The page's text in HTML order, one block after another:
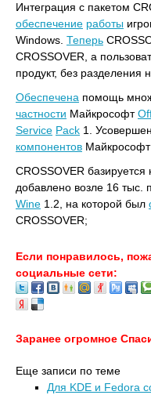
Интеграция с пакетом
обеспечение работы
Windows. Теперь
CROSSOVER, а
продукт, без разделения
Обеспечена помощь
частности Майкрософт
Service Pack 1.
компонентов Майкрософт
CROSSOVER базируется
добавлено возле 16 тыс.
Wine 1.2, на которой был
CROSSOVER;
Если понравилось,
социальные сети:
Заранее огромное
Еще записи по теме
Для KDE и Fedora